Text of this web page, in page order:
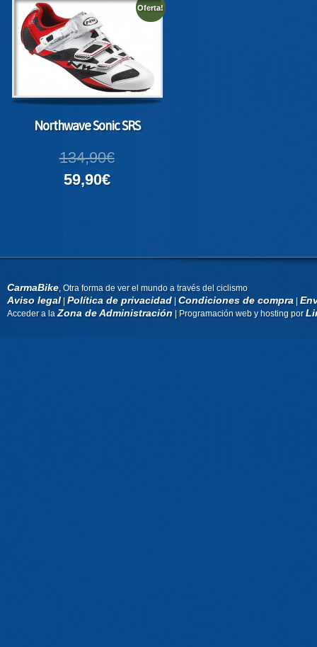
Oferta!
Northwave Sonic SRS
134,90€
59,90€
CarmaBike, Otra forma de ver el mundo a través del ciclismo
Aviso legal|Política de privacidad|Condiciones de compra|
Acceder a laZona de Administración| Programación web y hosting por